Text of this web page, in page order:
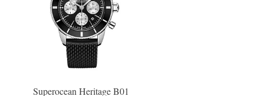
Superocean Heritage B01